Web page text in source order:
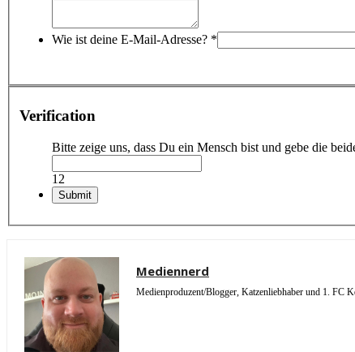
Wie ist deine E-Mail-Adresse? *
Verification
Bitte zeige uns, dass Du ein Mensch bist und gebe die
12
Mediennerd
Medienproduzent/Blogger, Katzenliebhaber und 1. FC